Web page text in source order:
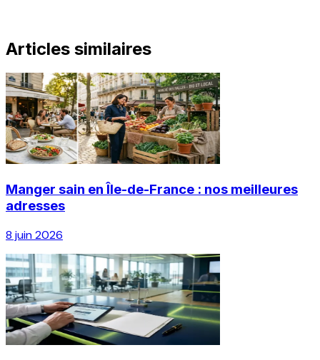
Articles similaires
Manger sain en Île-de-France : nos meilleures
adresses
8 juin 2026